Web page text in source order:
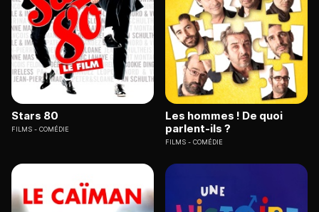
Stars 80
FILMS COMÉDIE
Les hommes ! De quoi
parlent-ils ?
FILMS COMÉDIE